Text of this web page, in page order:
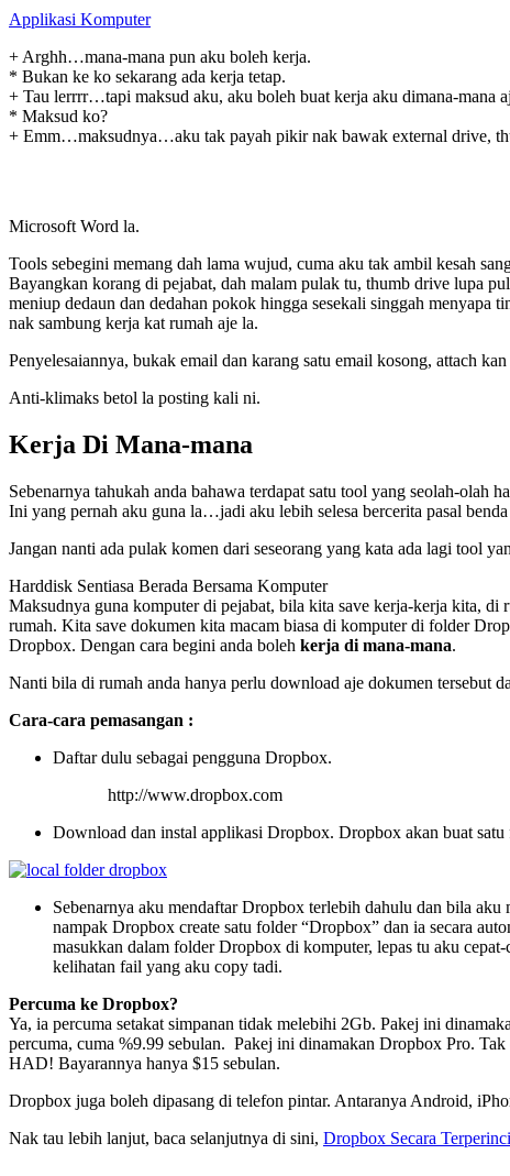
Applikasi Komputer
+ Arghh…mana-mana pun aku boleh kerja.
* Bukan ke ko sekarang ada kerja tetap.
+ Tau lerrrr…tapi maksud aku, aku boleh buat kerja aku dimana-mana
* Maksud ko?
+ Emm…maksudnya…aku tak payah pikir nak bawak external drive,
Microsoft Word la.
Tools sebegini memang dah lama wujud, cuma aku tak ambil kesah
Bayangkan korang di pejabat, dah malam pulak tu, thumb drive lupa
meniup dedaun dan dedahan pokok hingga sesekali singgah
nak sambung kerja kat rumah aje la.
Penyelesaiannya, bukak email dan karang satu email kosong, attach
Anti-klimaks betol la posting kali ni.
Kerja Di Mana-mana
Sebenarnya tahukah anda bahawa terdapat satu tool yang seolah-olah
Ini yang pernah aku guna la…jadi aku lebih selesa bercerita pasal
Jangan nanti ada pulak komen dari seseorang yang kata ada lagi tool
Harddisk Sentiasa Berada Bersama Komputer
Maksudnya guna komputer di pejabat, bila kita save kerja-kerja kita,
rumah. Kita save dokumen kita macam biasa di komputer di folder
Dropbox. Dengan cara begini anda boleh kerja di mana-mana.
Nanti bila di rumah anda hanya perlu download aje dokumen tersebut
Cara-cara pemasangan :
Daftar dulu sebagai pengguna Dropbox.
http://www.dropbox.com
Download dan instal applikasi Dropbox. Dropbox akan buat
Sebenarnya aku mendaftar Dropbox terlebih dahulu dan bila
nampak Dropbox create satu folder “Dropbox” dan ia secara
masukkan dalam folder Dropbox di komputer, lepas tu aku
kelihatan fail yang aku copy tadi.
Percuma ke Dropbox?
Ya, ia percuma setakat simpanan tidak melebihi 2Gb. Pakej ini
percuma, cuma %9.99 sebulan. Pakej ini dinamakan Dropbox Pro.
HAD! Bayarannya hanya $15 sebulan.
Dropbox juga boleh dipasang di telefon pintar. Antaranya Android,
Nak tau lebih lanjut, baca selanjutnya di sini, Dropbox Secara Terperinci